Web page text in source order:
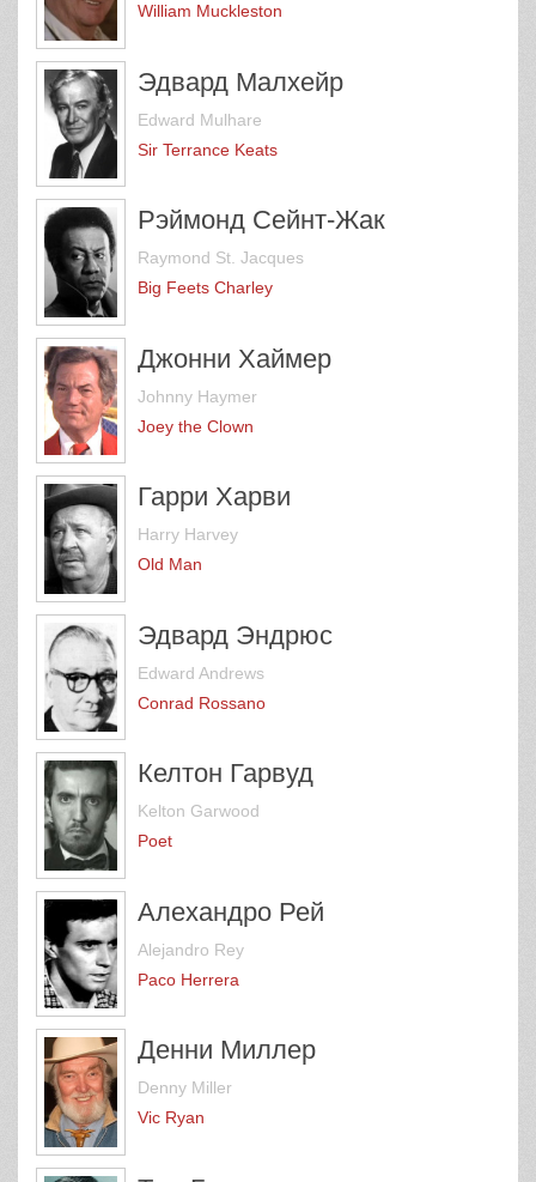
William Muckleston
Эдвард Малхейр
Edward Mulhare
Sir Terrance Keats
Рэймонд Сейнт-Жак
Raymond St. Jacques
Big Feets Charley
Джонни Хаймер
Johnny Haymer
Joey the Clown
Гарри Харви
Harry Harvey
Old Man
Эдвард Эндрюс
Edward Andrews
Conrad Rossano
Келтон Гарвуд
Kelton Garwood
Poet
Алехандро Рей
Alejandro Rey
Paco Herrera
Денни Миллер
Denny Miller
Vic Ryan